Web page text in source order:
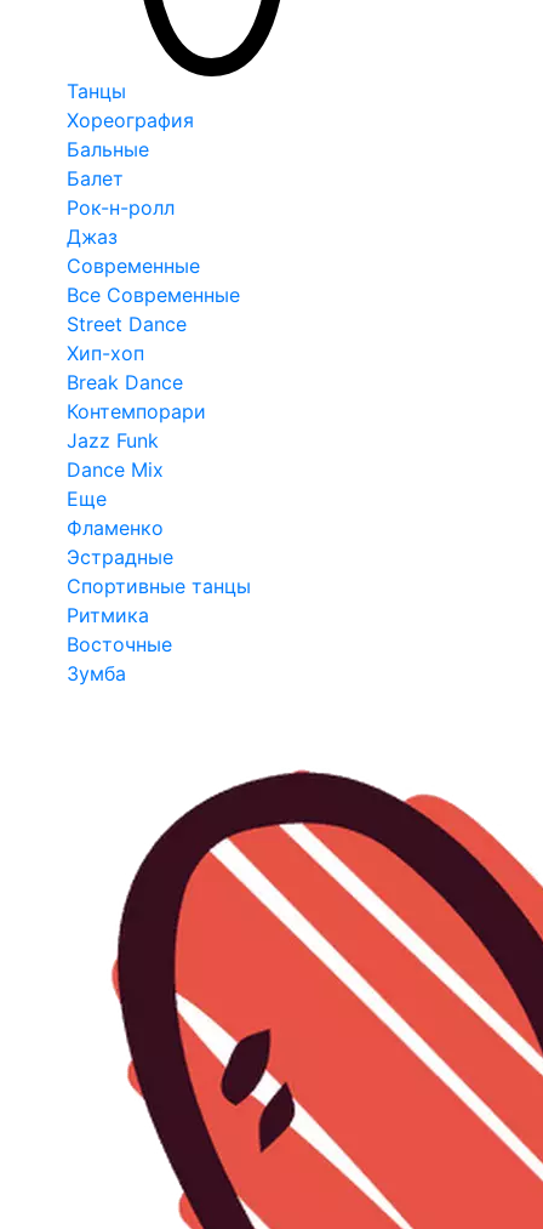
Танцы
Хореография
Бальные
Балет
Рок-н-ролл
Джаз
Современные
Все Современные
Street Dance
Хип-хоп
Break Dance
Контемпорари
Jazz Funk
Dance Mix
Еще
Фламенко
Эстрадные
Спортивные танцы
Ритмика
Восточные
Зумба